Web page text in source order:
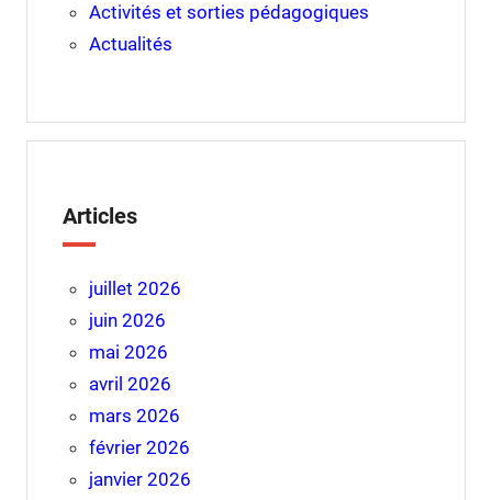
Activités et sorties pédagogiques
Actualités
Articles
juillet 2026
juin 2026
mai 2026
avril 2026
mars 2026
février 2026
janvier 2026